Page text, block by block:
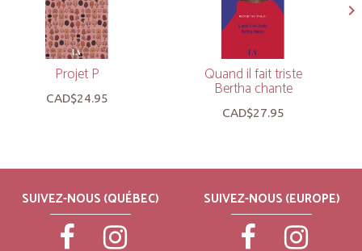
Projet P
CAD$24.95
Quand il fait triste
Bertha chante
CAD$27.95
SUIVEZ-NOUS (QUÉBEC) SUIVEZ-NOUS (EUROPE)